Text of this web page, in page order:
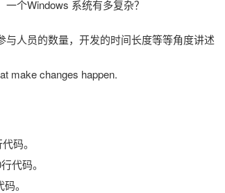
个Windows 系统有多复杂？
与人员的数量，开发的时间长度等等角度讲述
make changes happen.
码。
代码。
。